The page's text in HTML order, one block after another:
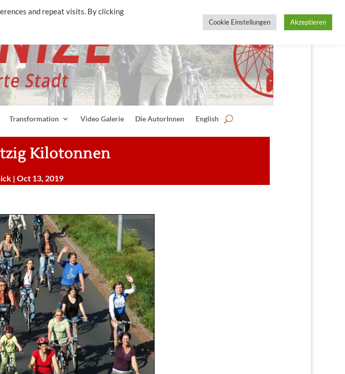
Transformation Video Galerie Die AutorInnen English
Kilotonnen
| Oct 13, 2019
and repeat visits. By clicking
Cookie Einstellungen Akzeptieren